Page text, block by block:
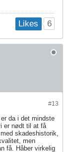
Likes 6
#13
da i det mindste
er nødt til at få
skadeshistorik,
men
få. Håber virkelig